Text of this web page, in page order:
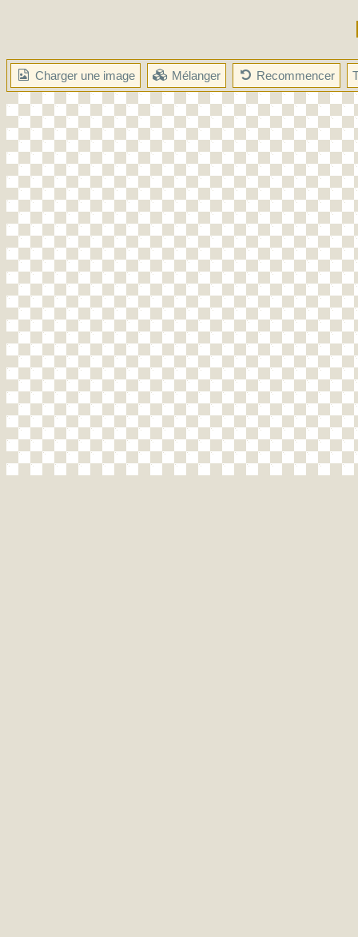
Charger une image Mélanger Recommencer